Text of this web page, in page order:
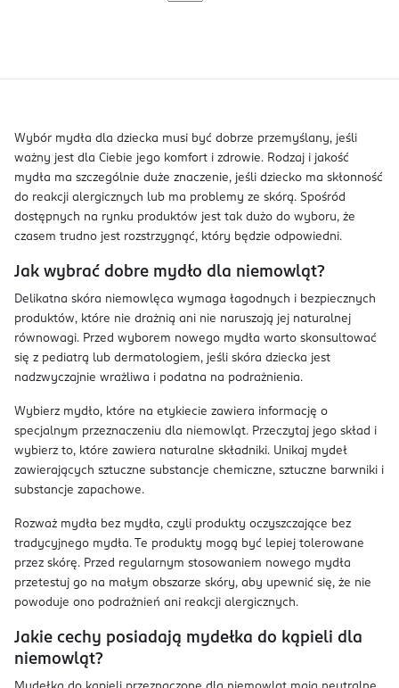
Wybór mydła dla dziecka musi być dobrze przemyślany, jeśli
ważny jest dla Ciebie jego komfort i zdrowie. Rodzaj i jakość
mydła ma szczególnie duże znaczenie, jeśli dziecko ma skłonność
do reakcji alergicznych lub ma problemy ze skórą. Spośród
dostępnych na rynku produktów jest tak dużo do wyboru, że
czasem trudno jest rozstrzygnąć, który będzie odpowiedni.
Jak wybrać dobre mydło dla niemowląt?
Delikatna skóra niemowlęca wymaga łagodnych i bezpiecznych
produktów, które nie drażnią ani nie naruszają jej naturalnej
równowagi. Przed wyborem nowego mydła warto skonsultować
się z pediatrą lub dermatologiem, jeśli skóra dziecka jest
nadzwyczajnie wrażliwa i podatna na podrażnienia.
Wybierz mydło, które na etykiecie zawiera informację o
specjalnym przeznaczeniu dla niemowląt. Przeczytaj jego skład i
wybierz to, które zawiera naturalne składniki. Unikaj mydeł
zawierających sztuczne substancje chemiczne, sztuczne barwniki i
substancje zapachowe.
Rozważ mydła bez mydła, czyli produkty oczyszczające bez
tradycyjnego mydła. Te produkty mogą być lepiej tolerowane
przez skórę. Przed regularnym stosowaniem nowego mydła
przetestuj go na małym obszarze skóry, aby upewnić się, że nie
powoduje ono podrażnień ani reakcji alergicznych.
Jakie cechy posiadają mydełka do kąpieli dla
niemowląt?